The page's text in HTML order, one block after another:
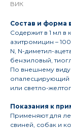
ВИК
Состав и форма
Содержит в 1 мл в
азитромицин –
N, N-диметил-
бензиловый,
По внешнему
опалесцирующий
или светло-
Показания к
Применяют для
свиней, собак и